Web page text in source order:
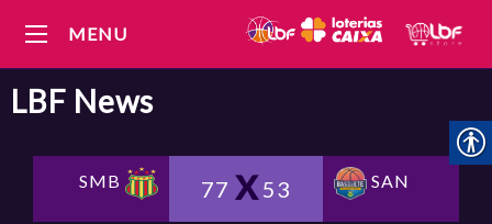
MENU
LBF News
SMB 77 53 SAN